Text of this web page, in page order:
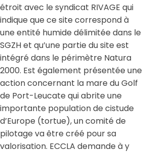
étroit avec le syndicat RIVAGE qui
indique que ce site correspond à
une entité humide délimitée dans le
SGZH et qu’une partie du site est
intégré dans le périmètre Natura
2000. Est également présentée une
action concernant la mare du Golf
de Port-Leucate qui abrite une
importante population de cistude
d’Europe (tortue), un comité de
pilotage va être créé pour sa
valorisation. ECCLA demande à y